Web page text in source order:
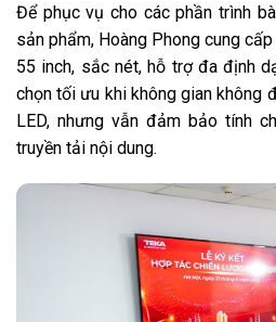
Để phục vụ cho các phần trình
sản phẩm, Hoàng Phong cung
55 inch, sắc nét, hỗ trợ đa định
chọn tối ưu khi không gian không
LED, nhưng vẫn đảm bảo tính
truyền tải nội dung.